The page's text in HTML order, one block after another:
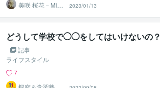
美咲 桜花－Misa
ki Ohka－
2023/01/13
どうして学校で◯◯をしてはいけないの？
記事
ライフスタイル
7